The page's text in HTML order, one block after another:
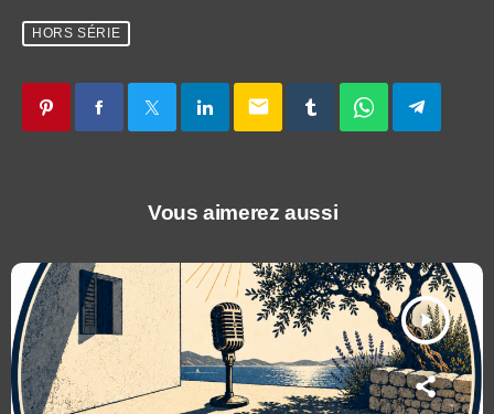
HORS SÉRIE
email
Vous aimerez aussi
play_arrow